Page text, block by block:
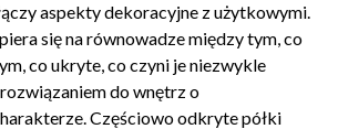
aspekty dekoracyjne z użytkowymi.
się na równowadze między tym, co
co ukryte, co czyni je niezwykle
do wnętrz o
Częściowo odkryte półki